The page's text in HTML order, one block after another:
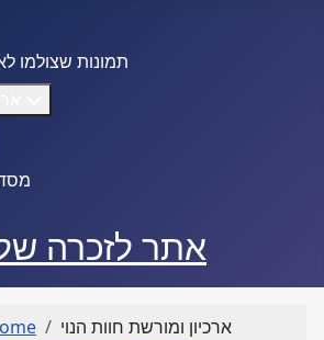
תמונות שצולמו
אתר לזכרה של
ארכיון ומורשת חוות הנוי